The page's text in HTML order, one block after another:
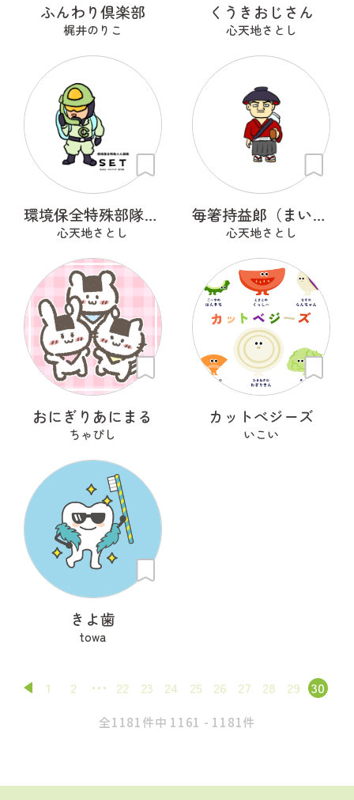
ふんわり倶楽部
梶井のりこ
くうきおじさん
心天地さとし
環境保全特殊部隊SET
心天地さとし
毎箸持益郞（まいはしもちますろう）
心天地さとし
おにぎりあにまる
ちゃぴし
カットべジーズ
いこい
きよ歯
towa
1 2 22 23 24 25 26 27 28 29 30
全1181件中 1161 - 1181件